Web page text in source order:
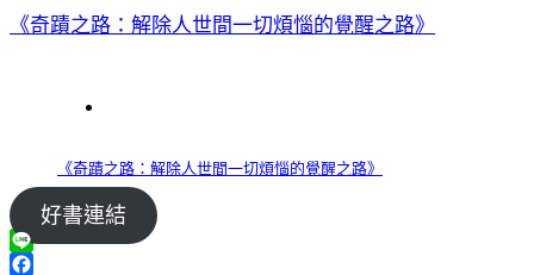
《奇蹟之路：解除人世間一切煩惱的覺醒之路》
《奇蹟之路：解除人世間一切煩惱的覺醒之路》
好書連結
Line